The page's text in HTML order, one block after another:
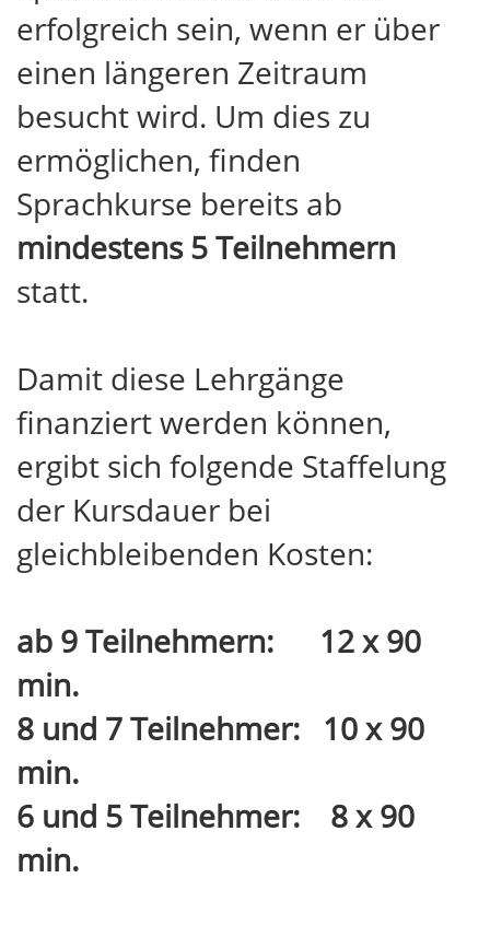
erfolgreich sein, wenn er über
einen längeren Zeitraum
besucht wird. Um dies zu
ermöglichen, finden
Sprachkurse bereits ab
mindestens 5 Teilnehmern
statt.
Damit diese Lehrgänge
finanziert werden können,
ergibt sich folgende Staffelung
der Kursdauer bei
gleichbleibenden Kosten:
ab 9 Teilnehmern: 12 x 90
min.
8 und 7 Teilnehmer: 10 x 90
min.
6 und 5 Teilnehmer: 8 x 90
min.